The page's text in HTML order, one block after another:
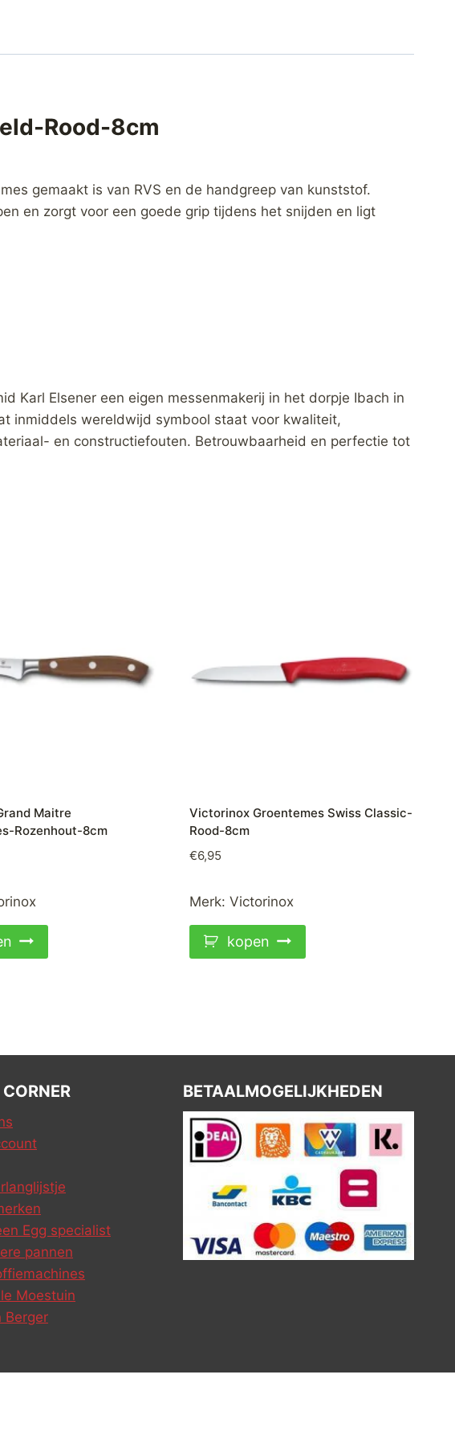
Rood-8cm
gemaakt is van RVS en de handgreep van kunststof.
en zorgt voor een goede grip tijdens het snijden en ligt
Karl Elsener een eigen messenmakerij in het dorpje Ibach in
inmiddels wereldwijd symbool staat voor kwaliteit,
en constructiefouten. Betrouwbaarheid en perfectie tot
Maitre
Rozenhout-8cm
Victorinox Groentemes Swiss Classic-
Rood-8cm
€6,95
Merk: Victorinox
kopen
Egg specialist
pannen
Moestuin
Berger
BETAALMOGELIJKHEDEN